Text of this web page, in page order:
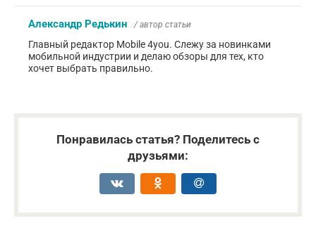
Александр Редькин / автор статьи
Главный редактор Mobile 4you. Слежу за новинками
мобильной индустрии и делаю обзоры для тех, кто
хочет выбрать правильно.
Понравилась статья? Поделитесь с
друзьями: